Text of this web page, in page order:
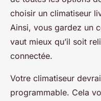
choisir un climatiseur
Ainsi, vous gardez un
vaut mieux qu’il soit
connectée.
Votre climatiseur
programmable. Cela